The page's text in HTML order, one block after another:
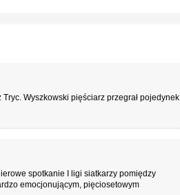
Wyszkowski pięściarz przegrał pojedynek
spotkanie I ligi siatkarzy pomiędzy
emocjonującym, pięciosetowym